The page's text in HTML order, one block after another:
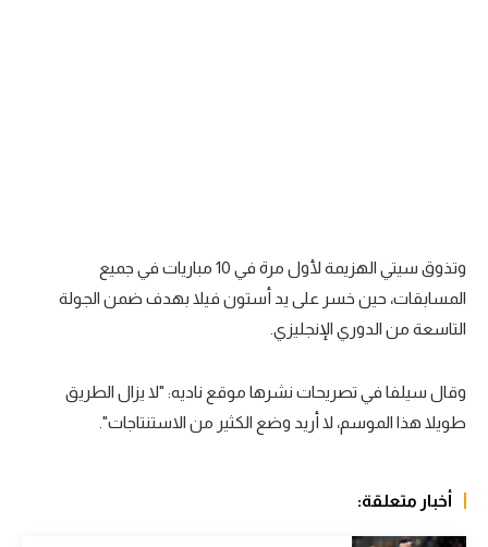
سعودي في الجول
الدوري الإنجليزي
الدوري الإسباني
دوري أبطال أوروبا
وتذوق سيتي الهزيمة لأول مرة في 10 مباريات في جميع
المسابقات، حين خسر على يد أستون فيلا بهدف ضمن الجولة
التاسعة من الدوري الإنجليزي.
وقال سيلفا في تصريحات نشرها موقع ناديه: "لا يزال الطريق
طويلا هذا الموسم، لا أريد وضع الكثير من الاستنتاجات".
أخبار متعلقة: